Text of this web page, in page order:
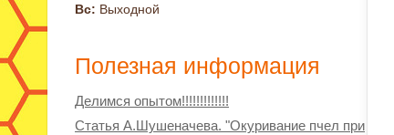
Вс: Выходной
Полезная информация
Делимся опытом!!!!!!!!!!!!!
Статья А.Шушеначева. "Окуривание пчел при